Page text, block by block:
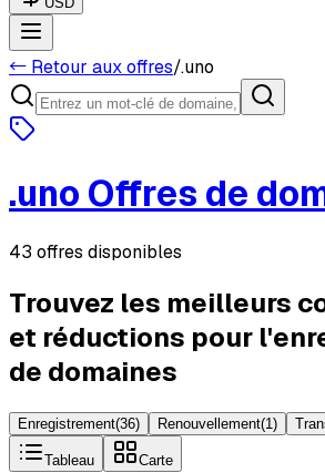
← Retour aux offres/.uno
.uno Offres de
43 offres disponibles
Trouvez les meilleurs
et réductions pour
de domaines
Enregistrement(36) Renouvellement(1)
Tableau Carte